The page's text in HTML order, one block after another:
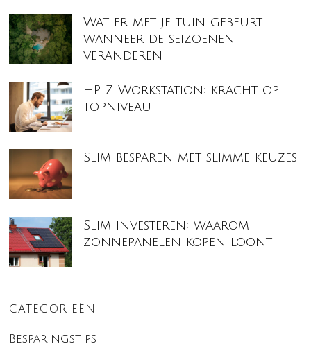
Wat er met je tuin gebeurt
wanneer de seizoenen
veranderen
HP Z Workstation: kracht op
topniveau
Slim besparen met slimme keuzes
Slim investeren: waarom
zonnepanelen kopen loont
CATEGORIEËN
Besparingstips